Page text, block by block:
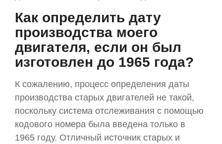
Как определить дату
производства моего
двигателя, если он был
изготовлен до 1965 года?
К сожалению, процесс определения даты
производства старых двигателей не такой,
поскольку система отслеживания с помощью
кодового номера была введена только в
1965 году. Отличный источник старых и